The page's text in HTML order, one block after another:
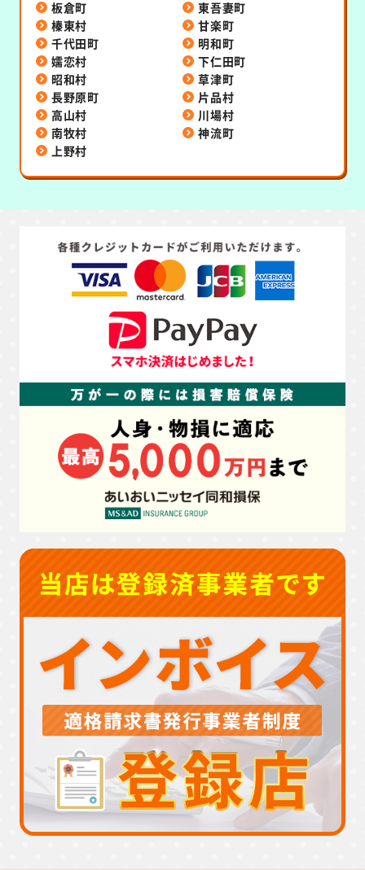
板倉町
東吾妻町
榛東村
甘楽町
千代田町
明和町
嬬恋村
下仁田町
昭和村
草津町
長野原町
片品村
高山村
川場村
南牧村
神流町
上野村